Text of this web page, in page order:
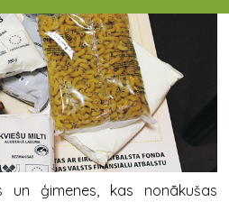
un ģimenes, kas nonākušas